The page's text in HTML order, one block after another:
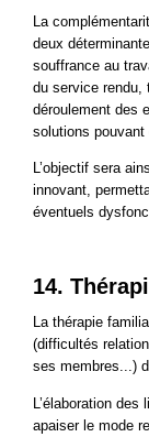
La
deux
souffrance au
du service rendu,
déroulement des
solutions pouvant
L’objectif sera
innovant,
éventuels
14.
La thérapie
(difficultés
ses membres...)
L’élaboration
apaiser le mode